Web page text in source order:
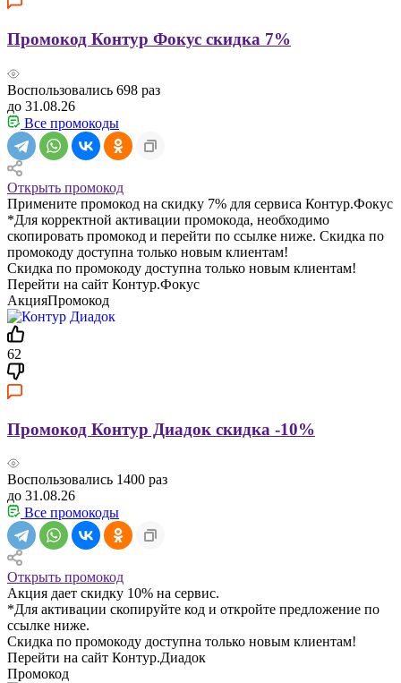
Промокод Контур Фокус скидка 7%
Воспользовались 698 раз
до 31.08.26
Все промокоды
Открыть промокод
Примените промокод на скидку 7% для сервиса Контур.Фокус
*Для корректной активации промокода, необходимо
скопировать промокод и перейти по ссылке ниже. Скидка по
промокоду доступна только новым клиентам!
Скидка по промокоду доступна только новым клиентам!
Перейти на сайт Контур.Фокус
АкцияПромокод
62
Промокод Контур Диадок скидка -10%
Воспользовались 1400 раз
до 31.08.26
Все промокоды
Открыть промокод
Акция дает скидку 10% на сервис.
*Для активации скопируйте код и откройте предложение по
ссылке ниже.
Скидка по промокоду доступна только новым клиентам!
Перейти на сайт Контур.Диадок
Промокод